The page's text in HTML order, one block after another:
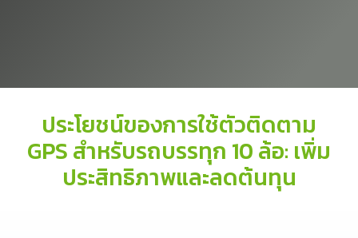
ประโยชน์ของการใช้ตัวติดตาม
GPS สำหรับรถบรรทุก 10 ล้อ: เพิ่ม
ประสิทธิภาพและลดต้นทุน